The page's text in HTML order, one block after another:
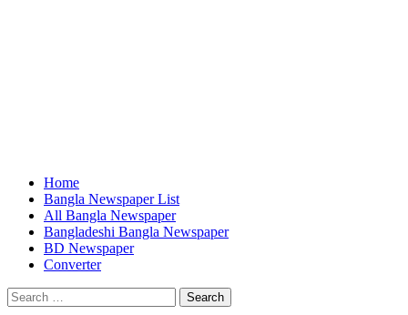
Home
Bangla Newspaper List
All Bangla Newspaper
Bangladeshi Bangla Newspaper
BD Newspaper
Converter
Search
for: